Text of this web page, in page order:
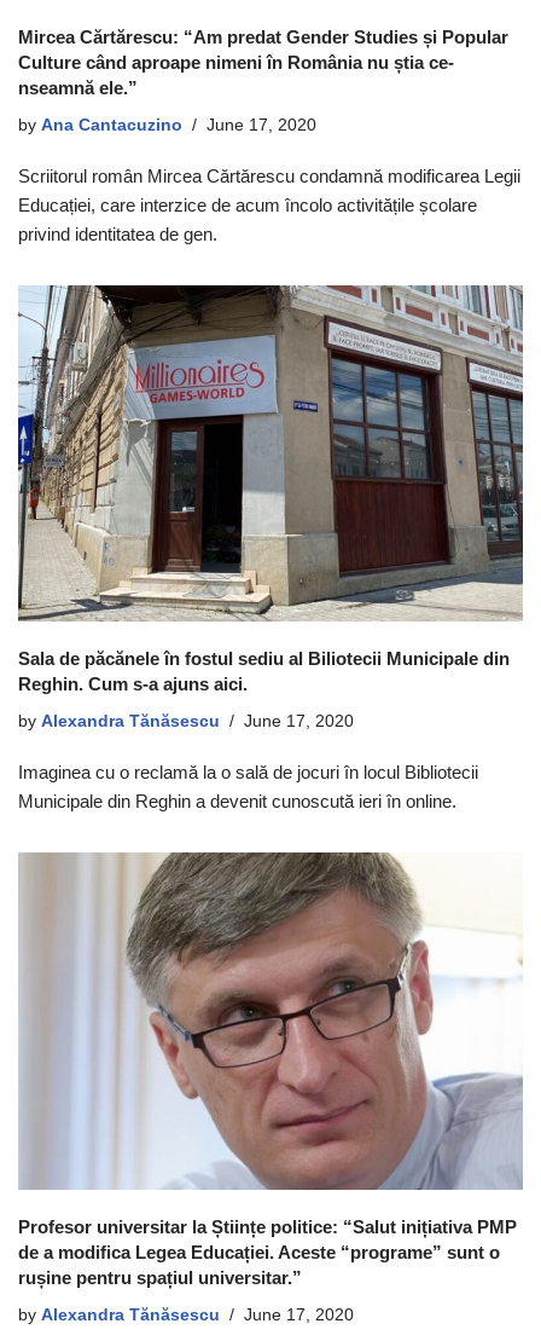
Mircea Cărtărescu: “Am predat Gender Studies și Popular
Culture când aproape nimeni în România nu știa ce-
nseamnă ele.”
by Ana Cantacuzino June 17, 2020
Scriitorul român Mircea Cărtărescu condamnă modificarea Legii
Educației, care interzice de acum încolo activitățile școlare
privind identitatea de gen.
Sala de păcănele în fostul sediu al Biliotecii Municipale din
Reghin. Cum s-a ajuns aici.
by Alexandra Tănăsescu June 17, 2020
Imaginea cu o reclamă la o sală de jocuri în locul Bibliotecii
Municipale din Reghin a devenit cunoscută ieri în online.
Profesor universitar la Științe politice: “Salut inițiativa PMP
de a modifica Legea Educației. Aceste “programe” sunt o
rușine pentru spațiul universitar.”
by Alexandra Tănăsescu June 17, 2020